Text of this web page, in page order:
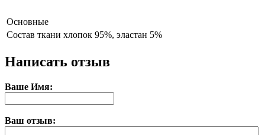
Основные
Состав ткани хлопок 95%, эластан 5%
Написать отзыв
Ваше Имя:
Ваш отзыв: